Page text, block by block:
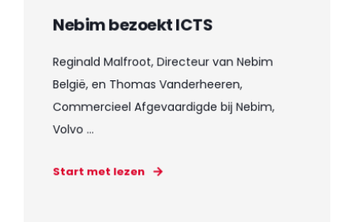
Nebim bezoekt ICTS
Reginald Malfroot, Directeur van Nebim
België, en Thomas Vanderheeren,
Commercieel Afgevaardigde bij Nebim,
Volvo ...
Start met lezen